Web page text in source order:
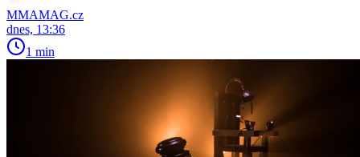
MMAMAG.cz
dnes, 13:36
1 min